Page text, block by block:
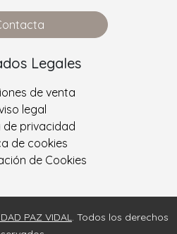
Legales
de venta
legal
de privacidad
de cookies
de Cookies
PAZ VIDAL. Todos los derechos